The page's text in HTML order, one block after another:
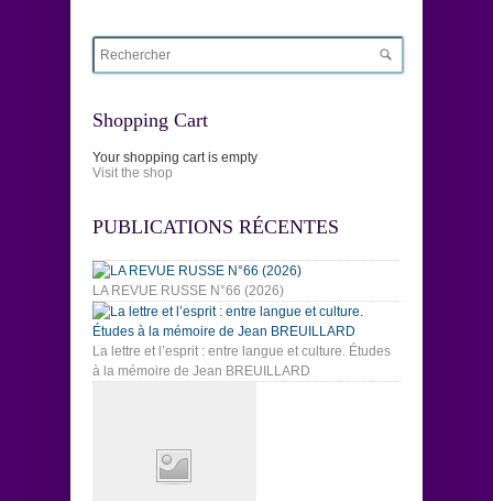
Shopping Cart
Your shopping cart is empty
Visit the shop
PUBLICATIONS RÉCENTES
LA REVUE RUSSE N°66 (2026)
La lettre et l’esprit : entre langue et culture. Études
à la mémoire de Jean BREUILLARD